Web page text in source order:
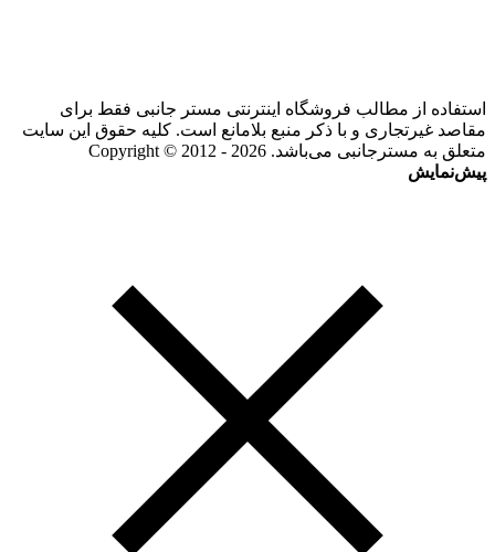
استفاده از مطالب فروشگاه اینترنتی مستر جانبی فقط برای
مقاصد غیرتجاری و با ذکر منبع بلامانع است. کلیه حقوق این سایت
متعلق به مسترجانبی می‌باشد. Copyright © 2012 - 2026
پیش‌نمایش